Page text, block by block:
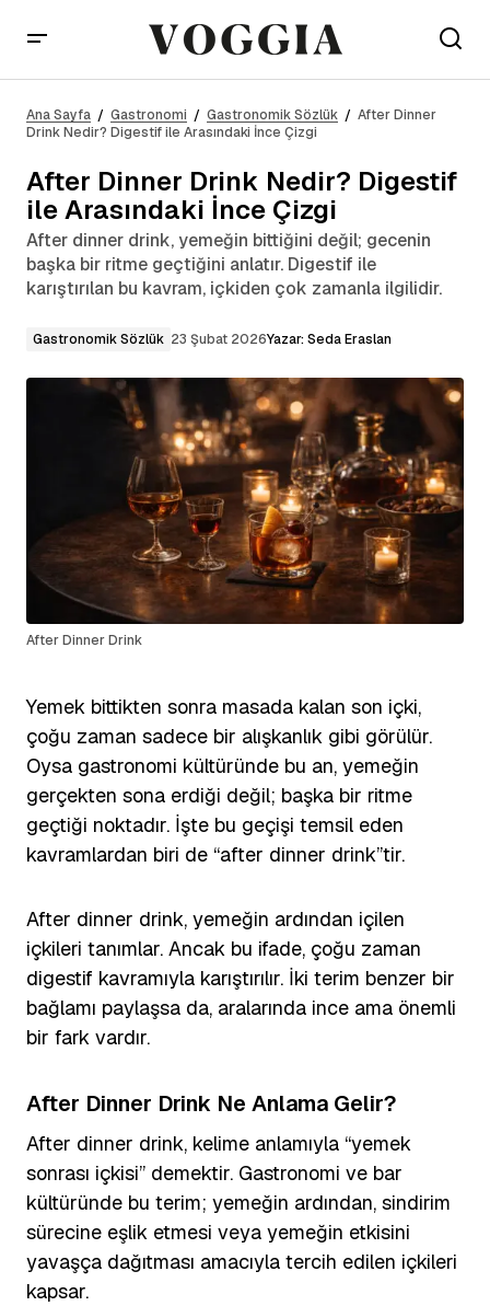
İnce Çizgi
Ana Sayfa Gastronomi Gastronomik Sözlük
After Dinner
Drink Nedir? Digestif ile Arasındaki İnce Çizgi
After Dinner Drink Nedir? Digestif
ile Arasındaki İnce Çizgi
After dinner drink, yemeğin bittiğini değil; gecenin
başka bir ritme geçtiğini anlatır. Digestif ile
karıştırılan bu kavram, içkiden çok zamanla ilgilidir.
Gastronomik Sözlük 23 Şubat 2026Yazar: Seda Eraslan
After Dinner Drink
Yemek bittikten sonra masada kalan son içki,
çoğu zaman sadece bir alışkanlık gibi görülür.
Oysa gastronomi kültüründe bu an, yemeğin
gerçekten sona erdiği değil; başka bir ritme
geçtiği noktadır. İşte bu geçişi temsil eden
kavramlardan biri de “after dinner drink”tir.
After dinner drink, yemeğin ardından içilen
içkileri tanımlar. Ancak bu ifade, çoğu zaman
digestif kavramıyla karıştırılır. İki terim benzer bir
bağlamı paylaşsa da, aralarında ince ama önemli
bir fark vardır.
After Dinner Drink Ne Anlama Gelir?
After dinner drink, kelime anlamıyla “yemek
sonrası içkisi” demektir. Gastronomi ve bar
kültüründe bu terim; yemeğin ardından, sindirim
sürecine eşlik etmesi veya yemeğin etkisini
yavaşça dağıtması amacıyla tercih edilen içkileri
kapsar.